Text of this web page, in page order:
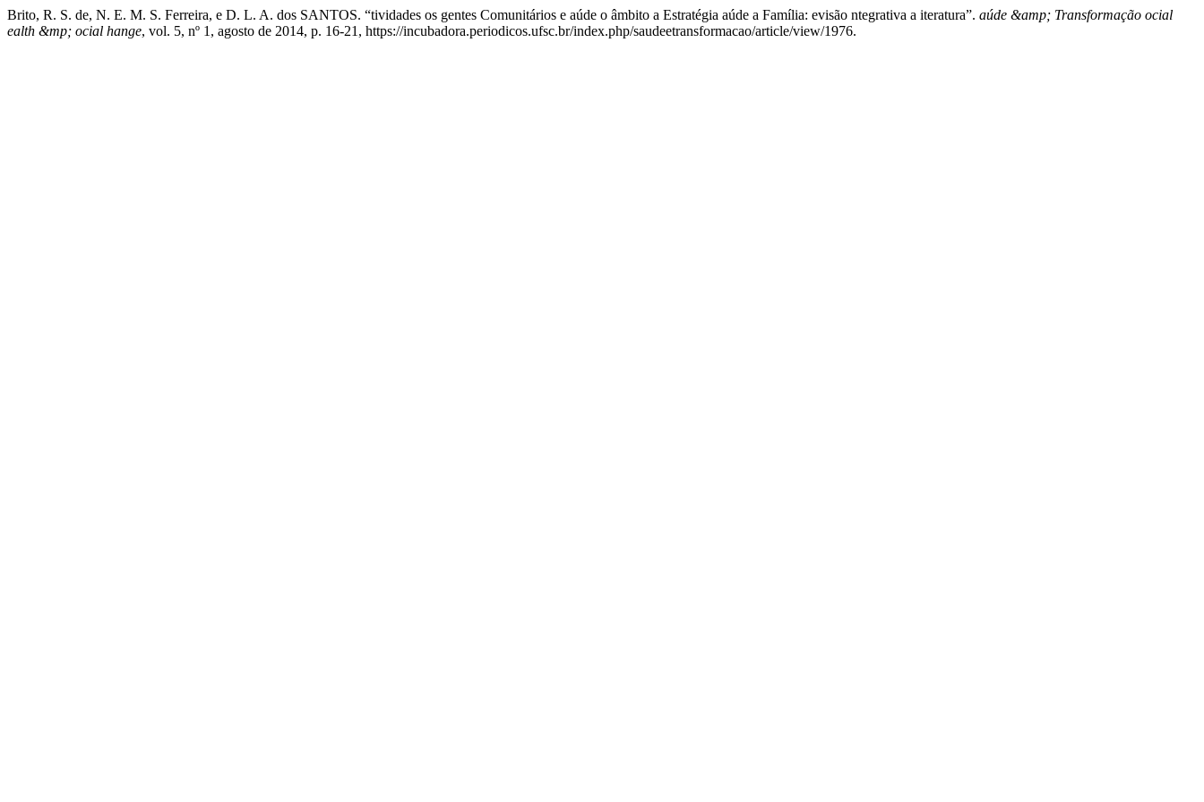
Brito, R. S. de, N. E. M. S. Ferreira, e D. L. A. dos SANTOS. “tividades os gentes Comunitários e aúde o âmbito a Estratégia aúde a Família: evisão ntegrativa a iteratura”. aúde &amp; Transformação ocial
ealth &mp; ocial hange, vol. 5, nº 1, agosto de 2014, p. 16-21, https://incubadora.periodicos.ufsc.br/index.php/saudeetransformacao/article/view/1976.